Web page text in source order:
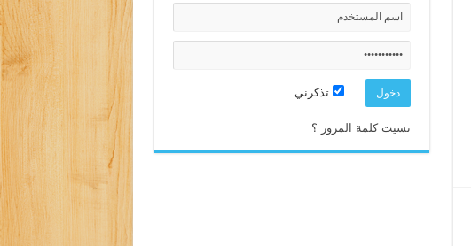
تذكرني
نسيت كلمة المرور ؟